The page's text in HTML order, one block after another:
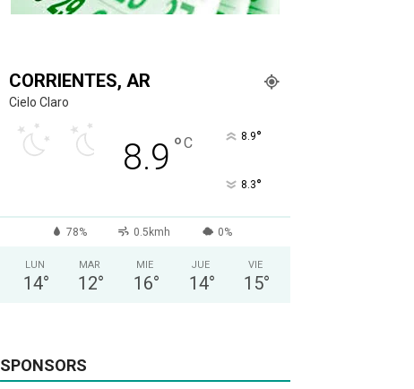
CORRIENTES, AR
Cielo Claro
8.9 °C 8.9°
8.3°
78% 0.5kmh 0%
LUN
14°
MAR
12°
MIE
16°
JUE
14°
VIE
15°
SPONSORS